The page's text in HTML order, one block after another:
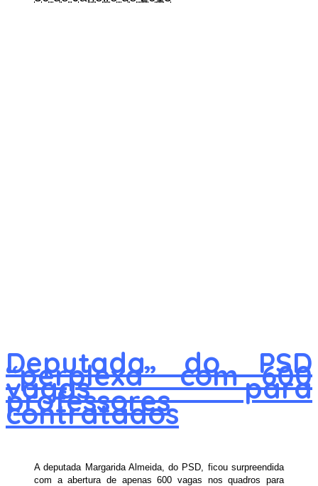
Deputada do PSD
“perplexa” com 600
vagas para
professores
contratados
A deputada Margarida Almeida, do PSD, ficou surpreendida
com a abertura de apenas 600 vagas nos quadros para